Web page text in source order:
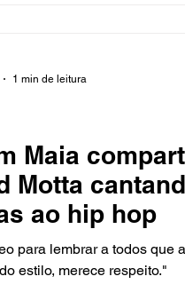
Maia
Motta
ao hip hop
para lembrar a todos que
estilo, merece respeito."
1 min de leitura